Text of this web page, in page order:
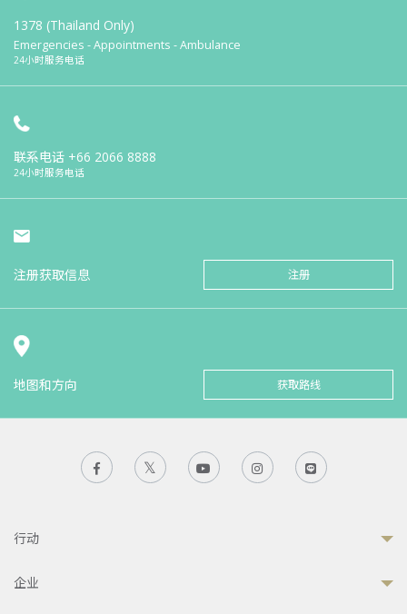
1378 (Thailand Only)
Emergencies - Appointments - Ambulance
24小时服务电话
联系电话 +66 2066 8888
24小时服务电话
注册获取信息 注册
地图和方向 获取路线
行动
企业